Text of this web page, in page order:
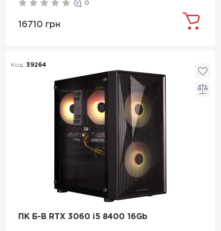
0
16710 грн
Код: 39264
ПК Б-В RTX 3060 i5 8400 16Gb